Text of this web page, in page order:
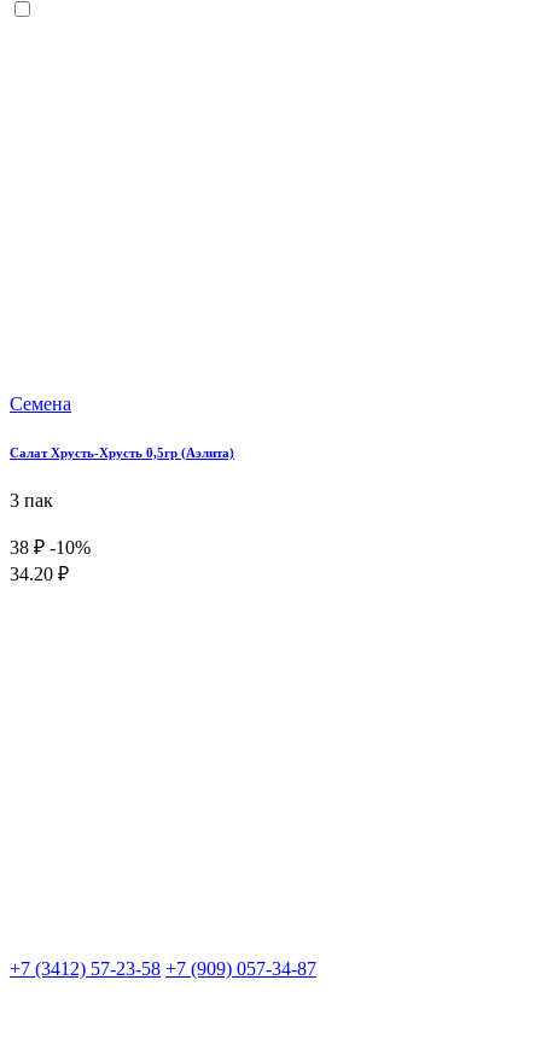
Семена
Салат Хрусть-Хрусть 0,5гр (Аэлита)
3 пак
38 ₽ -10%
34.20 ₽
+7 (3412) 57-23-58 +7 (909) 057-34-87